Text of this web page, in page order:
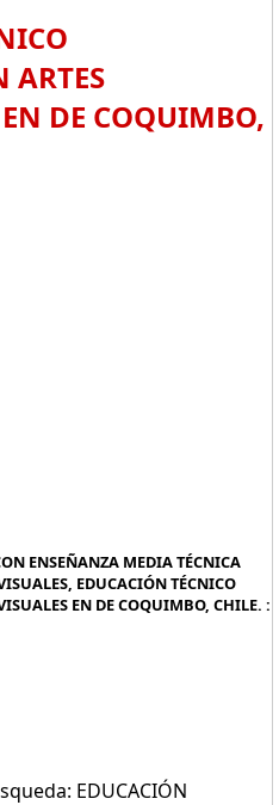
ARTES
DE COQUIMBO,
ENSEÑANZA MEDIA TÉCNICA
EDUCACIÓN TÉCNICO
EN DE COQUIMBO, CHILE. :
EDUCACIÓN